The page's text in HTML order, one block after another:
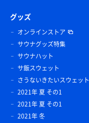
グッズ
オンラインストア
サウナグッズ特集
サウナハット
サ飯スウェット
さうないきたいスウェット
2021年 夏 その1
2021年 夏 その1
2021年 冬